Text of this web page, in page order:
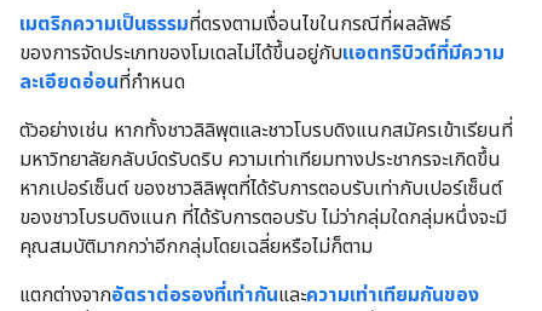
เมตริกความเป็นธรรมที่ตรงตามเงื่อนไขในกรณีที่ผลลัพธ์
ของการจัดประเภทของโมเดลไม่ได้ขึ้นอยู่กับแอตทริบิวต์ที่มีความ
ละเอียดอ่อนที่กำหนด
ตัวอย่างเช่น หากทั้งชาวลิลิพุตและชาวโบรบดิงแนกสมัครเข้าเรียนที่
มหาวิทยาลัยกลับบ์ดรับดริบ ความเท่าเทียมทางประชากรจะเกิดขึ้น
หากเปอร์เซ็นต์ ของชาวลิลิพุตที่ได้รับการตอบรับเท่ากับเปอร์เซ็นต์
ของชาวโบรบดิงแนก ที่ได้รับการตอบรับ ไม่ว่ากลุ่มใดกลุ่มหนึ่งจะมี
คุณสมบัติมากกว่าอีกกลุ่มโดยเฉลี่ยหรือไม่ก็ตาม
แตกต่างจากอัตราต่อรองที่เท่ากันและความเท่าเทียมกันของ